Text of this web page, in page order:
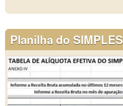
Planilha do SIMPLES